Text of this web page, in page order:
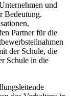
und
Bedeutung.
Partner für die
der Schule, die
Schule in die